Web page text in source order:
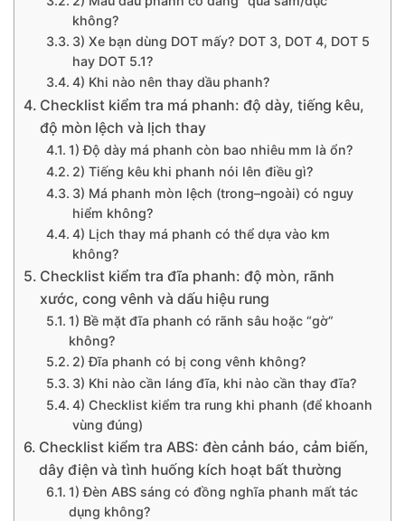
không?
3) Xe bạn dùng DOT mấy? DOT 3, DOT 4, DOT 5
hay DOT 5.1?
4) Khi nào nên thay dầu phanh?
Checklist kiểm tra má phanh: độ dày, tiếng kêu,
độ mòn lệch và lịch thay
1) Độ dày má phanh còn bao nhiêu mm là ổn?
2) Tiếng kêu khi phanh nói lên điều gì?
3) Má phanh mòn lệch (trong–ngoài) có nguy
hiểm không?
4) Lịch thay má phanh có thể dựa vào km
không?
Checklist kiểm tra đĩa phanh: độ mòn, rãnh
xước, cong vênh và dấu hiệu rung
1) Bề mặt đĩa phanh có rãnh sâu hoặc “gờ”
không?
2) Đĩa phanh có bị cong vênh không?
3) Khi nào cần láng đĩa, khi nào cần thay đĩa?
4) Checklist kiểm tra rung khi phanh (để khoanh
vùng đúng)
Checklist kiểm tra ABS: đèn cảnh báo, cảm biến,
dây điện và tình huống kích hoạt bất thường
1) Đèn ABS sáng có đồng nghĩa phanh mất tác
dụng không?